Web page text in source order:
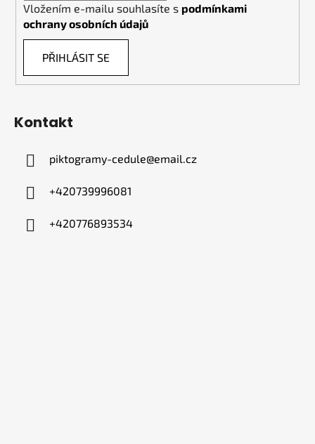
Vložením e-mailu souhlasíte s podmínkami
ochrany osobních údajů
PŘIHLÁSIT SE
Kontakt
piktogramy-cedule@email.cz
+420739996081
+420776893534